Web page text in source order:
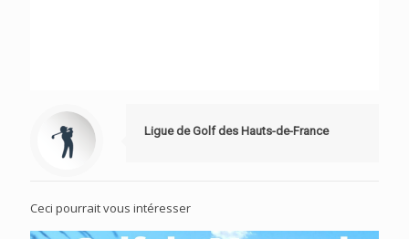
Ligue de Golf des Hauts-de-France
Ceci pourrait vous intéresser